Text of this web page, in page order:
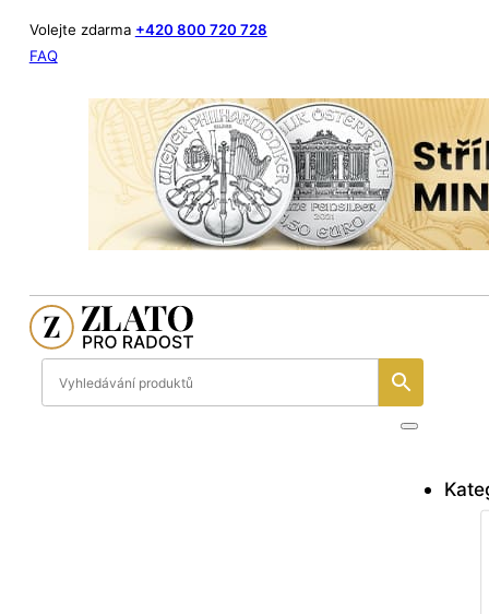
Volejte zdarma +420 800 720 728
FAQ